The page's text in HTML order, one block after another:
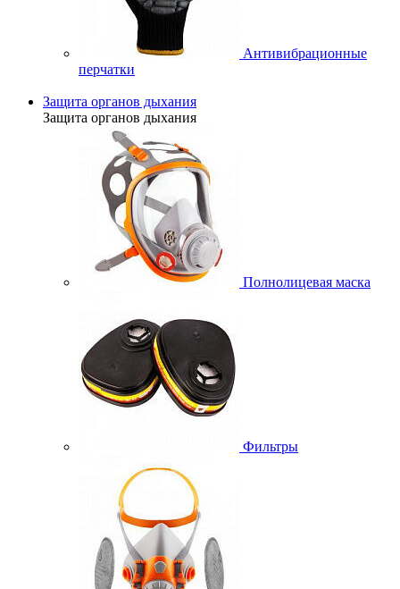
Антивибрационные
перчатки
Защита органов дыхания
Защита органов дыхания
Полнолицевая маска
Фильтры